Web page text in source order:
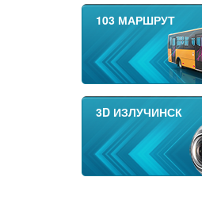
103 МАРШРУТ
3D ИЗЛУЧИНСК